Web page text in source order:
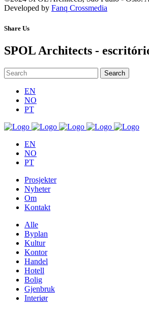
Developed by Fanq Crossmedia
Share Us
SPOL Architects -
EN
NO
PT
EN
NO
PT
Prosjekter
Nyheter
Om
Kontakt
Alle
Byplan
Kultur
Kontor
Handel
Hotell
Bolig
Gjenbruk
Interiør